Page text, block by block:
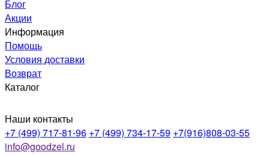
Блог
Акции
Информация
Помощь
Условия доставки
Возврат
Каталог
Наши контакты
+7 (499) 717-81-96 +7 (499) 734-17-59 +7(916)808-03-55
info@goodzel.ru